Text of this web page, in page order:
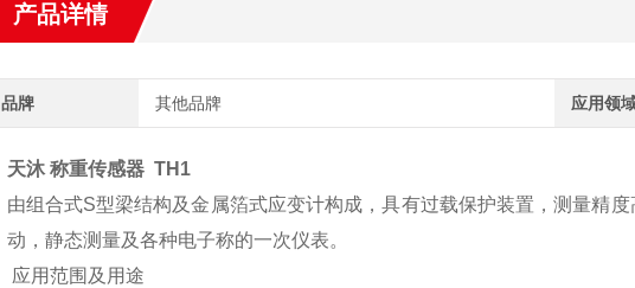
产品详情
品牌 其他品牌 应用领
天沐 称重传感器 TH1
由组合式S型梁结构及金属箔式应变计构成，具有过载保护装置，测量精
动，静态测量及各种电子称的一次仪表。
应用范围及用途